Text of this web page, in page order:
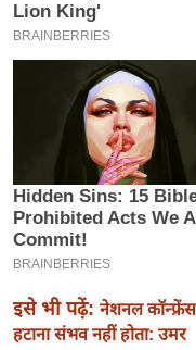
L
2
इ
म
ई
पे
प
इसे भी पढ़ें: नेशनल
हटाना संभव नहीं होता: उमर